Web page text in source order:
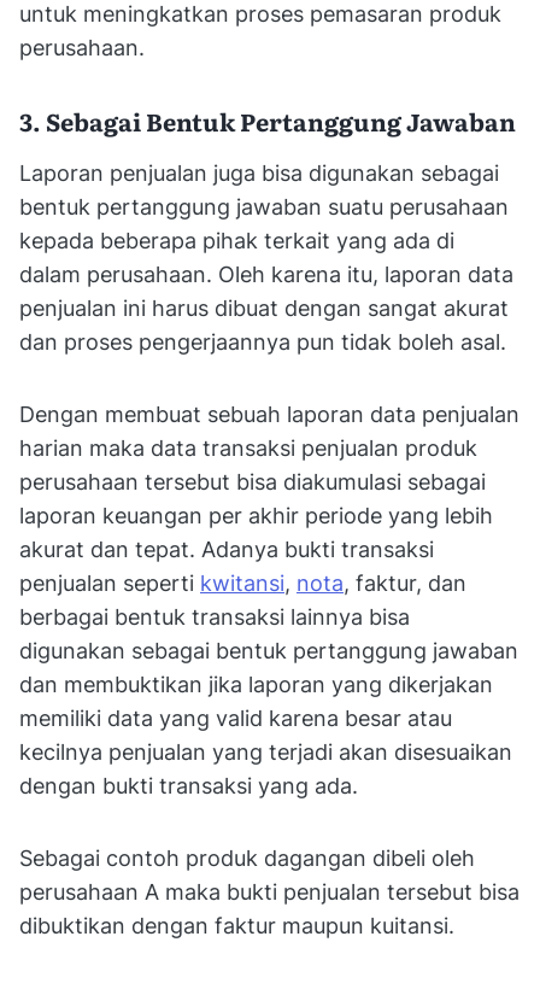
untuk meningkatkan proses pemasaran produk
perusahaan.
3. Sebagai Bentuk Pertanggung Jawaban
Laporan penjualan juga bisa digunakan sebagai
bentuk pertanggung jawaban suatu perusahaan
kepada beberapa pihak terkait yang ada di
dalam perusahaan. Oleh karena itu, laporan data
penjualan ini harus dibuat dengan sangat akurat
dan proses pengerjaannya pun tidak boleh asal.
Dengan membuat sebuah laporan data penjualan
harian maka data transaksi penjualan produk
perusahaan tersebut bisa diakumulasi sebagai
laporan keuangan per akhir periode yang lebih
akurat dan tepat. Adanya bukti transaksi
penjualan seperti kwitansi, nota, faktur, dan
berbagai bentuk transaksi lainnya bisa
digunakan sebagai bentuk pertanggung jawaban
dan membuktikan jika laporan yang dikerjakan
memiliki data yang valid karena besar atau
kecilnya penjualan yang terjadi akan disesuaikan
dengan bukti transaksi yang ada.
Sebagai contoh produk dagangan dibeli oleh
perusahaan A maka bukti penjualan tersebut bisa
dibuktikan dengan faktur maupun kuitansi.